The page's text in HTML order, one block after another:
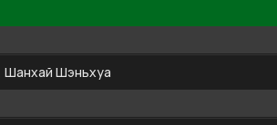
Шанхай Шэньхуа